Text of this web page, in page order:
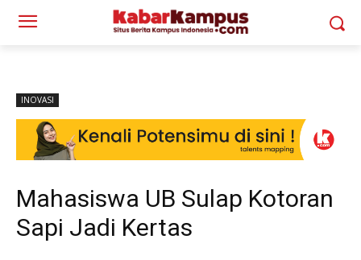
INOVASI
Mahasiswa UB Sulap Kotoran
Sapi Jadi Kertas